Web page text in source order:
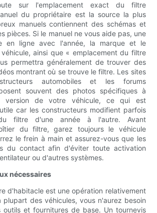
sur l'emplacement exact du filtre
du propriétaire est la source la plus
manuels contiennent des schémas et
pièces. Si le manuel ne vous aide pas, une
en ligne avec l'année, la marque et le
ainsi que « emplacement du filtre
permettra généralement de trouver des
montrant où se trouve le filtre. Les sites
automobiles et les forums
souvent des photos spécifiques à
de votre véhicule, ce qui est
car les constructeurs modifient parfois
du filtre d'une année à l'autre. Avant
du filtre, garez toujours le véhicule
le frein à main et assurez-vous que les
du contact afin d'éviter toute activation
ou d'autres systèmes.
nécessaires
d'habitacle est une opération relativement
plupart des véhicules, vous n'aurez besoin
outils et fournitures de base. Un tournevis